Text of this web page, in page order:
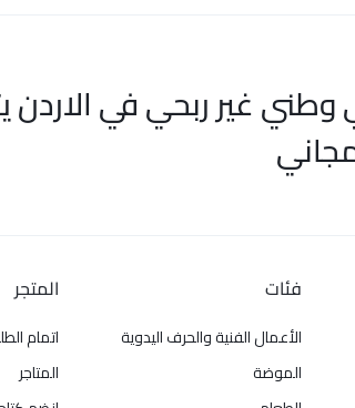
وطني غير ربحي في الاردن
فئات
الأعمال الفنية والحرف اليدوية
الموضة
المتجر
اتمام
المتاجر